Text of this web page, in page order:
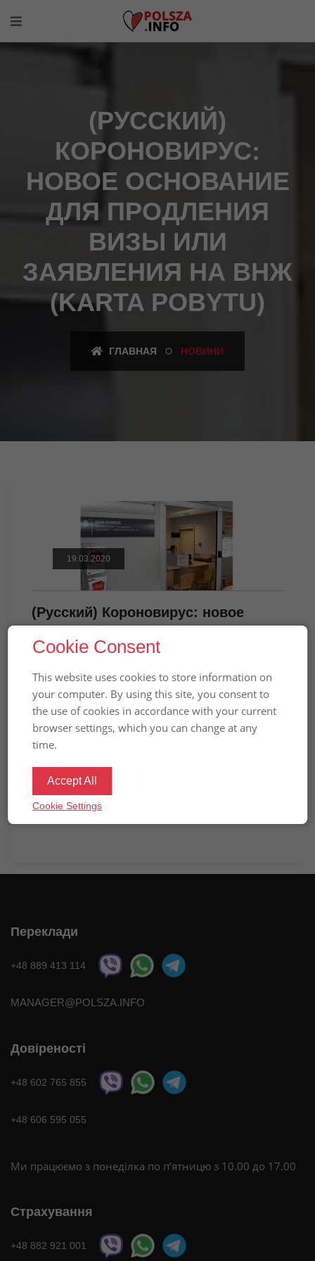
(РУССКИЙ)
КОРОНОВИРУС:
НОВОЕ ОСНОВАНИЕ
ДЛЯ ПРОДЛЕНИЯ
ВИЗЫ ИЛИ
ЗАЯВЛЕНИЯ НА ВНЖ
(KARTA POBYTU)
ГЛАВНАЯ НОВИНИ
19.03.2020
(Русский) Короновирус: новое
или заявления на ВНЖ (karta
pobytu)
Вибачте цей текст доступний тільки в
“
ПРЕДЫДУЩАЯ НОВОСТЬ
Переклади
+48 889 413 114
MANAGER@POLSZA.INFO
Довіреності
+48 602 765 855
+48 606 595 055
Ми працюємо з понеділка по п’ятницю з 10.00 до 17.00
Страхування
+48 882 921 001
Cookie Consent
This website uses cookies to store information on
your computer. By using this site, you consent to
the use of cookies in accordance with your current
browser settings, which you can change at any
time.
Accept All
Cookie Settings